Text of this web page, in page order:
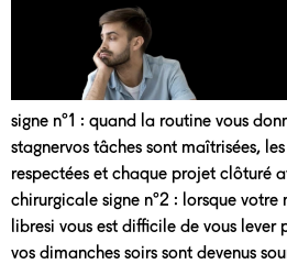
signe n°1 : quand la routine vous
stagnervos tâches sont maîtrisées,
respectées et chaque projet clôturé
chirurgicale signe n°2 : lorsque
libresi vous est difficile de vous
vos dimanches soirs sont devenus